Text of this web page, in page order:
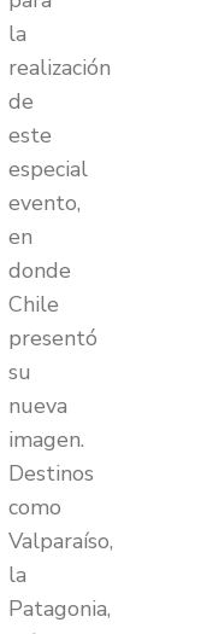
la
realización
de
este
especial
evento,
en
donde
Chile
presentó
su
nueva
imagen.
Destinos
como
Valparaíso,
la
Patagonia,